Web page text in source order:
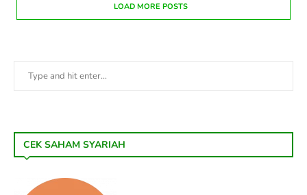
LOAD MORE POSTS
CEK SAHAM SYARIAH